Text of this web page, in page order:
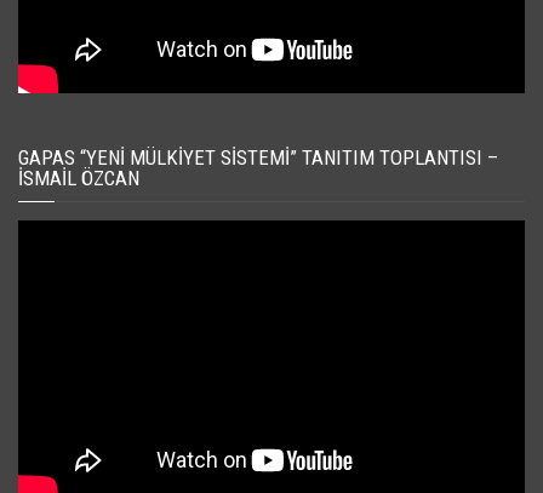
GAPAS “YENI MÜLKIYET SISTEMI” TANITIM TOPLANTISI –
İSMAIL ÖZCAN